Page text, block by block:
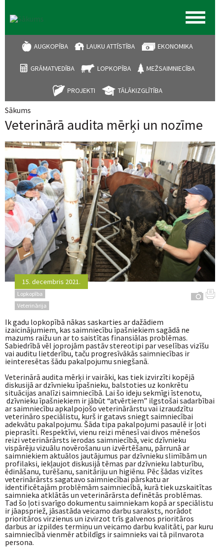
AUGKOPĪBA LAUKU ATTĪSTĪBA EKONOMIKA
GRĀMATVEDĪBA LOPKOPĪBA MEŽSAIMNIECĪBA
PROJEKTI TĀLĀKIZGLĪTĪBA
Jūs atrodaties šeit
Sākums
Veterinārā audita mērķi un nozīme
15. decembris 2021.
Lopkopība
Veterinārija
Ik gadu lopkopībā nākas saskarties ar dažādiem
izaicinājumiem, kas saimniecību īpašniekiem sagādā ne
mazums raižu un ar to saistītas finansiālas problēmas.
Sabiedrībā vēl joprojām pastāv stereotipi par veselības vizīšu
vai auditu lietderību, taču progresīvākās saimniecības ir
ieinteresētas šādu pakalpojumu sniegšanā.
Veterinārā audita mērķi ir vairāki, kas tiek izvirzīti kopējā
diskusijā ar dzīvnieku īpašnieku, balstoties uz konkrētu
situācijas analīzi saimniecībā. Lai šo ideju sekmīgi īstenotu,
dzīvnieku īpašniekiem ir jābūt “atvērtiem” ilgstošai sadarbībai
ar saimniecību apkalpojošo veterinārārstu vai izraudzītu
veterināro speciālistu, kurš ir gatavs sniegt saimniecībai
adekvātu pakalpojumu. Šāda tipa pakalpojumi pasaulē ir ļoti
pieprasīti. Respektīvi, vienu reizi mēnesī vai divos mēnešos
reizi veterinārārsts ierodas saimniecībā, veic dzīvnieku
vispārēju vizuālu novērošanu un izvērtēšanu, pārrunā ar
saimniekiem aktuālos jautājumus par dzīvnieku slimībām un
profilaksi, iekļaujot diskusijā tēmas par dzīvnieku labturību,
ēdināšanu, turēšanu, sanitāriju un higiēnu. Pēc šādas vizītes
veterinārārsts sagatavo saimniecībai pārskatu ar
identificētajām problēmām saimniecībā, kurā tiek uzskaitītas
saimnieka atklātās un veterinārārsta definētās problēmas.
Tad šo ļoti svarīgo dokumentu saimniekam kopā ar speciālistu
ir jāapspriež, jāsastāda veicamo darbu saraksts, norādot
prioritāros virzienus un izvirzot trīs galvenos prioritāros
darbus ar izpildes termiņu un veicamo darbu kvalitāti, par kuru
saimniecībā vienmēr atbildīgs ir saimnieks vai tā pilnvarota
persona.